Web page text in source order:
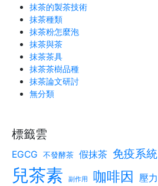
抹茶的製茶技術
抹茶種類
抹茶粉怎麼泡
抹茶與茶
抹茶茶具
抹茶茶樹品種
抹茶論文研討
無分類
標籤雲
EGCG 不發酵茶 假抹茶 免疫系統
兒茶素 副作用 咖啡因 壓力